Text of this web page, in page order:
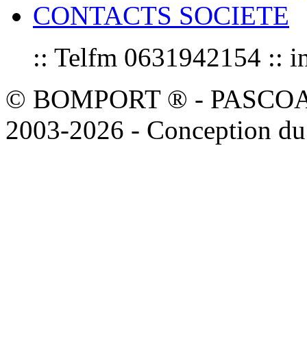
CONTACTS SOCIETE
:: Telfm 0631942154 ::
© BOMPORT ® -
2003-2026 - Conception